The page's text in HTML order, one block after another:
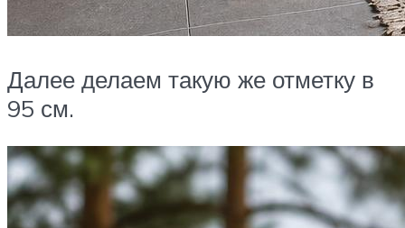
Далее делаем такую же отметку в
95 см.